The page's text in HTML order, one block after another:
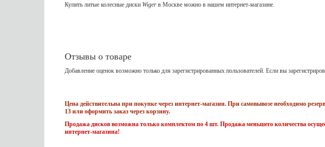
Купить литые колесные диски Wiger в Москве можно в нашем интернет-магазине.
Отзывы о товаре
Добавление оценок возможно только для зарегистрированных пользователей. Если вы
Цена действительна при покупке через интернет-магазин. При самовывозе необходимо
13 или оформить заказ через корзину.
Продажа дисков возможна только комплектом по 4 шт. Продажа меньшего количества
интернет-магазина!